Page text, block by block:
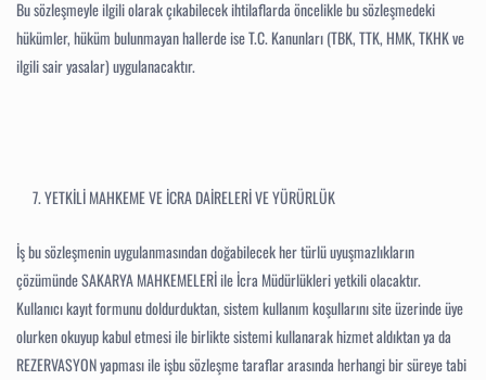
Bu sözleşmeyle ilgili olarak çıkabilecek ihtilaflarda öncelikle bu sözleşmedeki
hükümler, hüküm bulunmayan hallerde ise T.C. Kanunları (TBK, TTK, HMK, TKHK ve
ilgili sair yasalar) uygulanacaktır.
YETKİLİ MAHKEME VE İCRA DAİRELERİ VE YÜRÜRLÜK
İş bu sözleşmenin uygulanmasından doğabilecek her türlü uyuşmazlıkların
çözümünde SAKARYA MAHKEMELERİ ile İcra Müdürlükleri yetkili olacaktır.
Kullanıcı kayıt formunu doldurduktan, sistem kullanım koşullarını site üzerinde üye
olurken okuyup kabul etmesi ile birlikte sistemi kullanarak hizmet aldıktan ya da
REZERVASYON yapması ile işbu sözleşme taraflar arasında herhangi bir süreye tabi